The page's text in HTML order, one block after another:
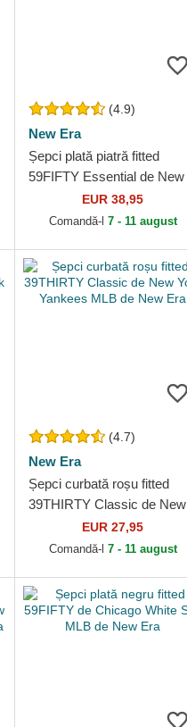
(4.9)
New Era
Șepci plată piatră fitted
59FIFTY Essential de New
York Yankees MLB de New
EUR 38,95
Comandă-l 7 - 11 august
(4.7)
New Era
Șepci curbată roșu fitted
39THIRTY Classic de New
York Yankees MLB de New
EUR 27,95
Comandă-l 7 - 11 august